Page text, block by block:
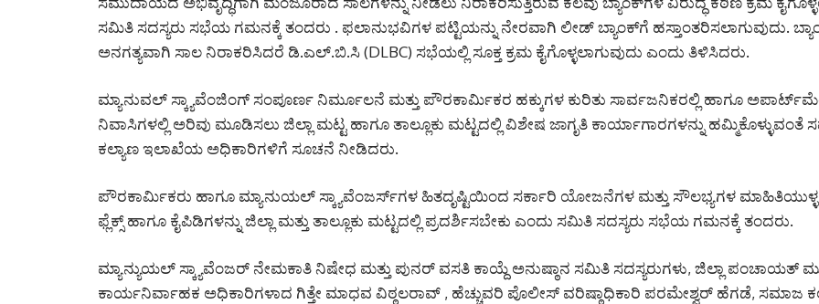
ಸಮಿತಿ ಸದಸ್ಯರು ಸಭೆಯ ಗಮನಕ್ಕೆ ತಂದರು . ಫಲಾನುಭವಿಗಳ ಪಟ್ಟಿಯನ್ನು ನೇರವಾಗಿ ಲೀಡ್ ಬ್ಯಾಂಕ್‌ಗೆ ಹಸ್ತಾಂತರಿಸಲಾಗುವುದು.
ಅನಗತ್ಯವಾಗಿ ಸಾಲ ನಿರಾಕರಿಸಿದರೆ ಡಿ.ಎಲ್.ಬಿ.ಸಿ (DLBC) ಸಭೆಯಲ್ಲಿ ಸೂಕ್ತ ಕ್ರಮ ಕೈಗೊಳ್ಳಲಾಗುವುದು ಎಂದು ತಿಳಿಸಿದರು.
ಮ್ಯಾನುವಲ್ ಸ್ಕ್ಯಾವೆಂಜಿಂಗ್ ಸಂಪೂರ್ಣ ನಿರ್ಮೂಲನೆ ಮತ್ತು ಪೌರಕಾರ್ಮಿಕರ ಹಕ್ಕುಗಳ ಕುರಿತು ಸಾರ್ವಜನಿಕರಲ್ಲಿ ಹಾಗೂ
ನಿವಾಸಿಗಳಲ್ಲಿ ಅರಿವು ಮೂಡಿಸಲು ಜಿಲ್ಲಾ ಮಟ್ಟ ಹಾಗೂ ತಾಲ್ಲೂಕು ಮಟ್ಟದಲ್ಲಿ ವಿಶೇಷ ಜಾಗೃತಿ ಕಾರ್ಯಾಗಾರಗಳನ್ನು ಹಮ್ಮಿಕೊಳ್ಳುವಂತೆ
ಕಲ್ಯಾಣ ಇಲಾಖೆಯ ಅಧಿಕಾರಿಗಳಿಗೆ ಸೂಚನೆ ನೀಡಿದರು.
ಪೌರಕಾರ್ಮಿಕರು ಹಾಗೂ ಮ್ಯಾನುಯಲ್ ಸ್ಕ್ಯಾವೆಂಜರ್ಸ್‌ಗಳ ಹಿತದೃಷ್ಟಿಯಿಂದ ಸರ್ಕಾರಿ ಯೋಜನೆಗಳ ಮತ್ತು ಸೌಲಭ್ಯಗಳ ಮಾಹಿತಿಯುಳ್ಳ
ಫ್ಲೆಕ್ಸ್ ಹಾಗೂ ಕೈಪಿಡಿಗಳನ್ನು ಜಿಲ್ಲಾ ಮತ್ತು ತಾಲ್ಲೂಕು ಮಟ್ಟದಲ್ಲಿ ಪ್ರದರ್ಶಿಸಬೇಕು ಎಂದು ಸಮಿತಿ ಸದಸ್ಯರು ಸಭೆಯ ಗಮನಕ್ಕೆ ತಂದರು.
ಮ್ಯಾನ್ಯುಯಲ್‌ ಸ್ಕ್ಯಾವೆಂಜರ್‌ ನೇಮಕಾತಿ ನಿಷೇಧ ಮತ್ತು ಪುನರ್‌ ವಸತಿ ಕಾಯ್ದೆ ಅನುಷ್ಠಾನ ಸಮಿತಿ ಸದಸ್ಯರುಗಳು, ಜಿಲ್ಲಾ ಪಂಚಾಯತ್
ಕಾರ್ಯನಿರ್ವಾಹಕ ಅಧಿಕಾರಿಗಳಾದ ಗಿತ್ತೇ ಮಾಧವ ವಿಠ್ಠಲರಾವ್‌ , ಹೆಚ್ಚುವರಿ ಪೊಲೀಸ್‌ ವರಿಷ್ಠಾಧಿಕಾರಿ ಪರಮೇಶ್ವರ್‌ ಹೆಗಡೆ, ಸಮಾಜ